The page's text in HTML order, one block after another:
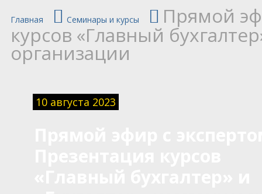
Главная Семинары и курсы Прямой
курсов «Главный
организации
10 августа 2023